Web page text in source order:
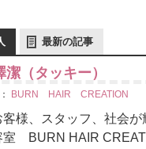
最新の記事
潔（タッキー）
： BURN HAIR CREATION
客様、スタッフ、
室 BURN HAIR